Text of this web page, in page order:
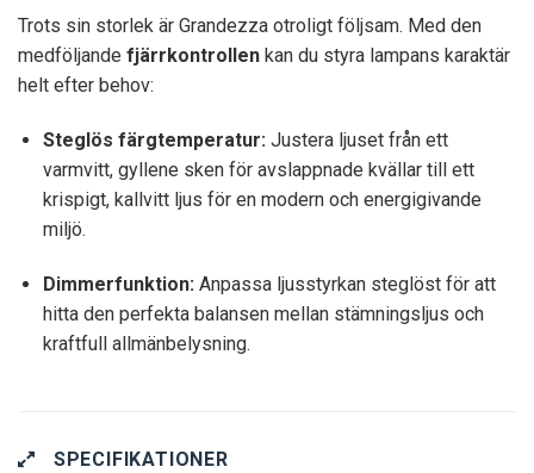
Trots sin storlek är Grandezza otroligt följsam. Med den
medföljande fjärrkontrollen kan du styra lampans karaktär
helt efter behov:
Steglös färgtemperatur:Justera ljuset från ett
varmvitt, gyllene sken för avslappnade kvällar till ett
krispigt, kallvitt ljus för en modern och energigivande
miljö.
Dimmerfunktion: Anpassa ljusstyrkan steglöst för att
hitta den perfekta balansen mellan stämningsljus och
kraftfull allmänbelysning.
SPECIFIKATIONER